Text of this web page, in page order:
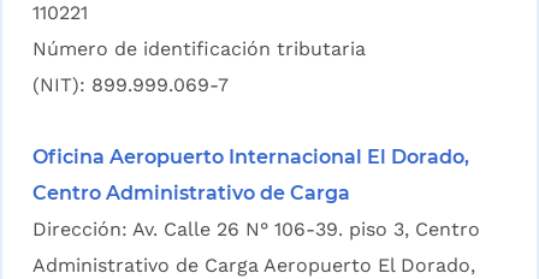
110221
Número de identificación tributaria
(NIT): 899.999.069-7
Oficina Aeropuerto Internacional El Dorado,
Centro Administrativo de Carga
Dirección: Av. Calle 26 N° 106-39. piso 3, Centro
Administrativo de Carga Aeropuerto El Dorado,